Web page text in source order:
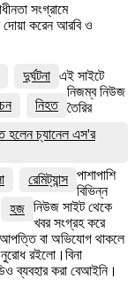
সংগ্রামে
দোয়া করেন আরবি ও
দুর্ঘটনা
নিহত
হলেন চ্যানেল এস'র
রেমিট্যান্স
হজ
এই সাইটে
নিজম্ব নিউজ
তৈরির
পাশাপাশি
বিভিন্ন
নিউজ সাইট থেকে
খবর সংগ্রহ করে
আপত্তি বা অভিযোগ থাকলে
রইলো।বিনা
ব্যবহার করা বেআইনি।